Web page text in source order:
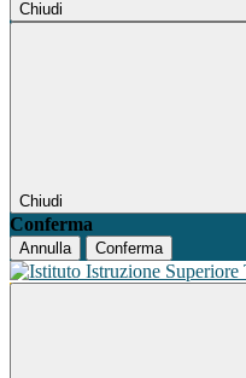
Chiudi
Chiudi
Conferma
Annulla Conferma